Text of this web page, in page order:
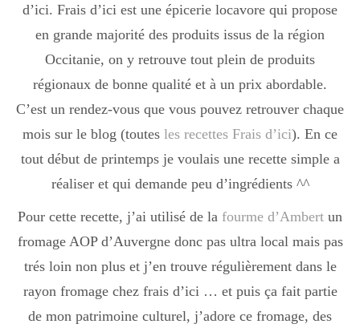
d’ici. Frais d’ici est une épicerie locavore qui propose
en grande majorité des produits issus de la région
Occitanie, on y retrouve tout plein de produits
régionaux de bonne qualité et à un prix abordable.
C’est un rendez-vous que vous pouvez retrouver chaque
mois sur le blog (toutes les recettes Frais d’ici). En ce
tout début de printemps je voulais une recette simple a
réaliser et qui demande peu d’ingrédients ^^
Pour cette recette, j’ai utilisé de la fourme d’Ambert un
fromage AOP d’Auvergne donc pas ultra local mais pas
trés loin non plus et j’en trouve régulièrement dans le
rayon fromage chez frais d’ici … et puis ça fait partie
de mon patrimoine culturel, j’adore ce fromage, des